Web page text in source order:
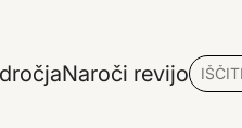
Naroči revijo